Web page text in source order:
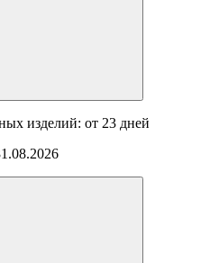
изделий: от 23 дней